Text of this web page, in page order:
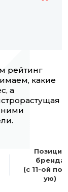
рейтинг
какие
а
ними
Позиция
бренда
(с 11-ой по
ую)